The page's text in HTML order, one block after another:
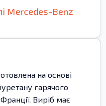
Mercedes-Benz
на основі
гарячого
Виріб має